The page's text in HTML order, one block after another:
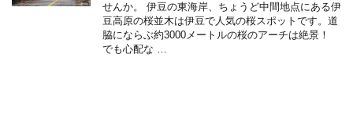
せんか。 伊豆の東海岸、ちょうど中間地点にある伊
豆高原の桜並木は伊豆で人気の桜スポットです。道
脇にならぶ約3000メートルの桜のアーチは絶景！
でも心配な …